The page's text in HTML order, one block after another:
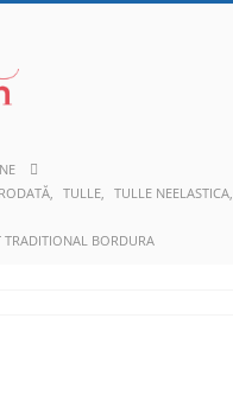
, TULLE, TULLE NEELASTICA,
TRADITIONAL BORDURA